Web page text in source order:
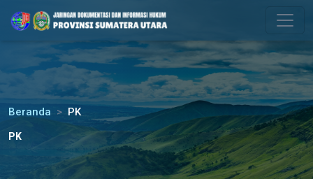
Please
note:
website
includes
an
accessibility
Beranda PK
PK